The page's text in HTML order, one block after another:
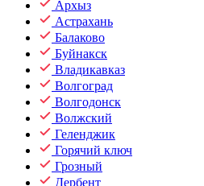
Архыз
Астрахань
Балаково
Буйнакск
Владикавказ
Волгоград
Волгодонск
Волжский
Геленджик
Горячий ключ
Грозный
Дербент